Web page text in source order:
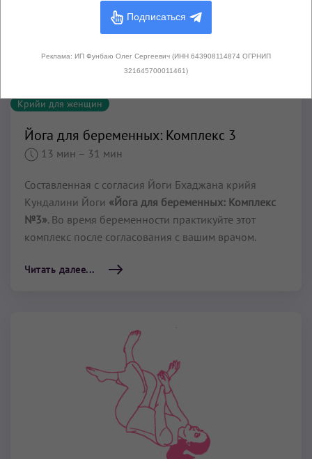
Крийи для женщин
Йога для беременных: Комплекс 3
13 мин – 31 мин
Составленная с согласия Йоги Бхаджана крийя
Кундалини Йоги «Йога для беременных: Комплекс
№3». Во время беременности практикуйте этот
комплекс после согласования с вашим врачом.
Читать далее...
Подписаться
Реклама: ИП Фунбаю Олег Сергеевич (ИНН 643908114874 ОГРНИП
321645700011461)